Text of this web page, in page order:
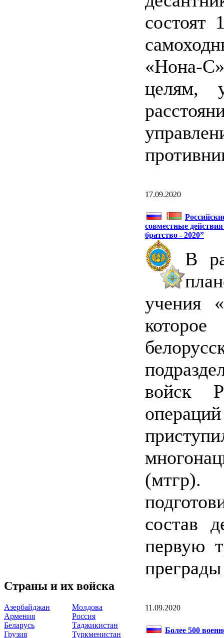
Страны и их войска
Азербайджан
Армения
Беларусь
Грузия
Молдова
Россия
Таджикистан
Туркменистан
«Нона-
целям,
17.09.2020
совместные
братство - 2020”
В
учения
войск
(мтгр).
состав
первую
11.09.2020
Более 500